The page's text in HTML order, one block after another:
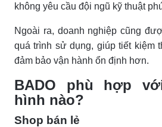
không yêu cầu đội ngũ kỹ thuật
Ngoài ra, doanh nghiệp cũng
quá trình sử dụng, giúp tiết kiệm
đảm bảo vận hành ổn định hơn.
BADO phù hợp
hình nào?
Shop bán lẻ